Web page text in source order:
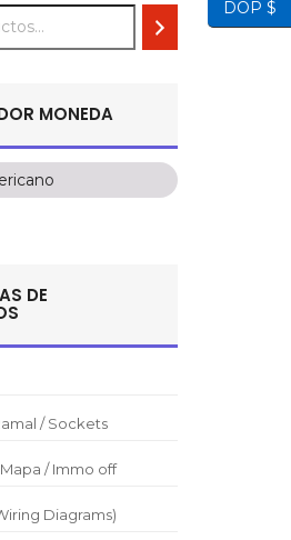
MONEDA
DE
/ Sockets
/ Immo off
Diagrams)
DOP $